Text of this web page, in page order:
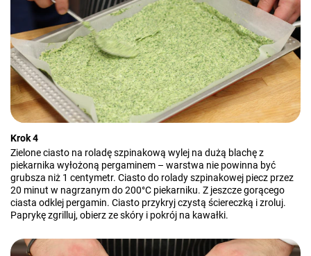
Krok 4
Zielone ciasto na roladę szpinakową wylej na dużą blachę z
piekarnika wyłożoną pergaminem – warstwa nie powinna być
grubsza niż 1 centymetr. Ciasto do rolady szpinakowej piecz przez
20 minut w nagrzanym do 200°C piekarniku. Z jeszcze gorącego
ciasta odklej pergamin. Ciasto przykryj czystą ściereczką i zroluj.
Paprykę zgrilluj, obierz ze skóry i pokrój na kawałki.